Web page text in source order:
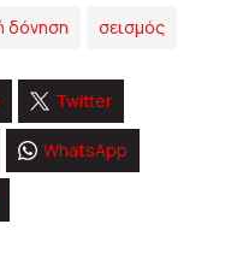
δόνηση σεισμός
Twitter
WhatsApp